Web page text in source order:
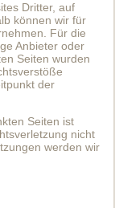
Dritter, auf
können wir für
Für die
Anbieter oder
Seiten wurden
der
Seiten ist
nicht
werden wir